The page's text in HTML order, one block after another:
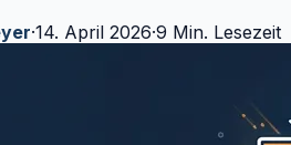
·14. April 2026·9 Min. Lesezeit